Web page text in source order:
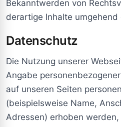
Bekanntwerden von
derartige Inhalte umgehend
Datenschutz
Die Nutzung unserer
Angabe
auf unseren Seiten
(beispielsweise Name,
Adressen) erhoben